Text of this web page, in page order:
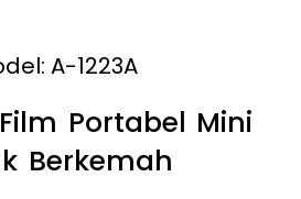
A-1223A
Portabel Mini
Berkemah